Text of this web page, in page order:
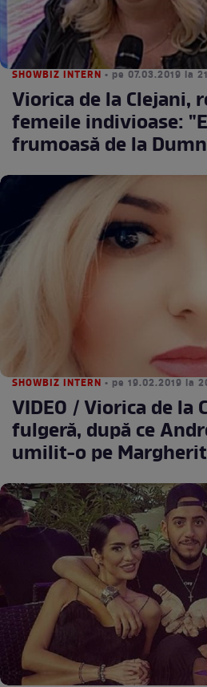
SHOWBIZ INTERN • pe 07.03.2019 la
Viorica de la Clejani,
femeile indivioase:
frumoasă de la
SHOWBIZ INTERN • pe 19.02.2019 la
VIDEO / Viorica de la
fulgeră, după ce
umilit-o pe